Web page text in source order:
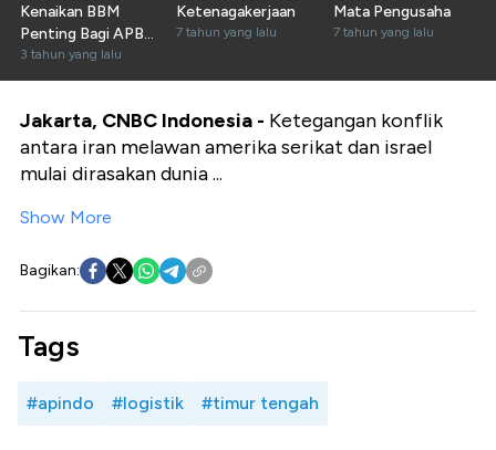
Kenaikan BBM
Penting Bagi APBN,
Kenapa?
3 tahun yang lalu
Ketenagakerjaan
7 tahun yang lalu
Mata Pengusaha
7 tahun yang lalu
Jakarta, CNBC Indonesia - Ketegangan konflik
antara iran melawan amerika serikat dan israel
mulai dirasakan dunia ...
Show More
Bagikan:
Tags
#apindo #logistik #timur tengah